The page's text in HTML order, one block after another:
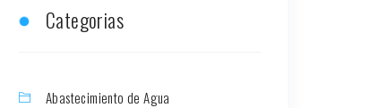
Categorias
Abastecimiento de Agua